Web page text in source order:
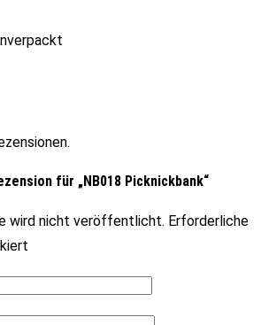
für „NB018 Picknickbank“
wird nicht veröffentlicht. Erforderliche